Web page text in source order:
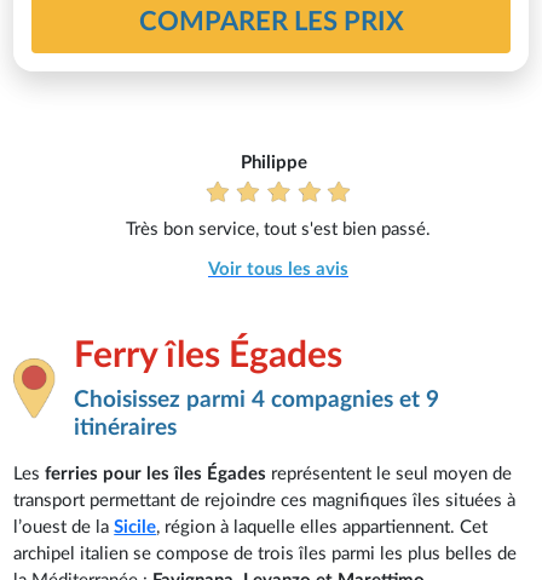
COMPARER LES PRIX
Philippe
Très bon service, tout s'est bien passé.
Voir tous les avis
Ferry îles Égades
Choisissez parmi 4 compagnies et 9
itinéraires
Lesferries pour les îles Égades représentent le seul moyen de
transport permettant de rejoindre ces magnifiques îles situées à
l’ouest de laSicile, région à laquelle elles appartiennent. Cet
archipel italien se compose de trois îles parmi les plus belles de